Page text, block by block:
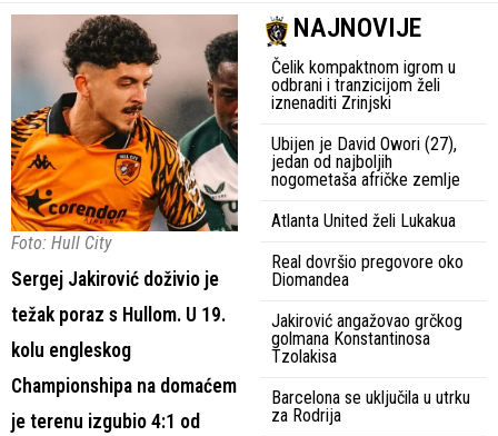
Foto: Hull City
Sergej Jakirović doživio je
težak poraz s Hullom. U 19.
kolu engleskog
Championshipa na domaćem
je terenu izgubio 4:1 od
NAJNOVIJE
Čelik kompaktnom igrom u
odbrani i tranzicijom želi
iznenaditi Zrinjski
Ubijen je David Owori (27),
jedan od najboljih
nogometaša afričke zemlje
Atlanta United želi Lukakua
Real dovršio pregovore oko
Diomandea
Jakirović angažovao grčkog
golmana Konstantinosa
Tzolakisa
Barcelona se uključila u utrku
za Rodrija